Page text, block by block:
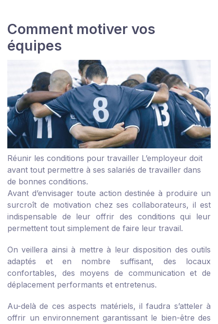
Comment motiver vos
équipes
Réunir les conditions pour travailler L’employeur doit
avant tout permettre à ses salariés de travailler dans
de bonnes conditions.
Avant d’envisager toute action destinée à produire un
surcroît de motivation chez ses collaborateurs, il est
indispensable de leur offrir des conditions qui leur
permettent tout simplement de faire leur travail.
On veillera ainsi à mettre à leur disposition des outils
adaptés et en nombre suffisant, des locaux
confortables, des moyens de communication et de
déplacement performants et entretenus.
Au-delà de ces aspects matériels, il faudra s’atteler à
offrir un environnement garantissant le bien-être des